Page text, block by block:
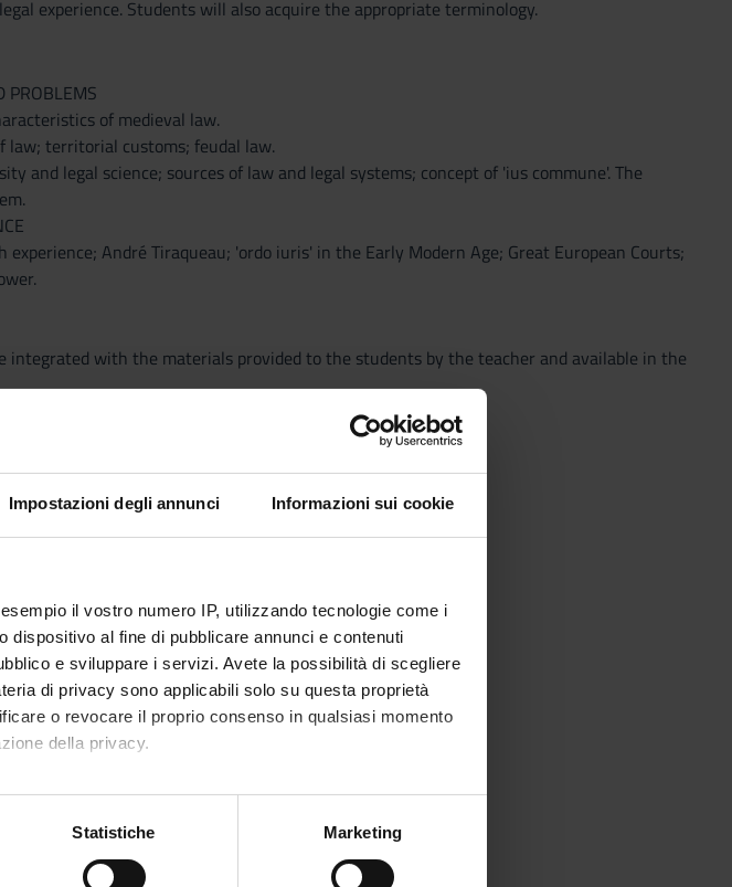
Impostazioni degli annunci Informazioni sui cookie
il vostro numero IP, utilizzando tecnologie come i
al fine di pubblicare annunci e contenuti
e sviluppare i servizi. Avete la possibilità di scegliere
di privacy sono applicabili solo su questa proprietà
o revocare il proprio consenso in qualsiasi momento
della privacy.
un'approssimazione di qualche metro,
Statistiche Marketing
experience. Students will also acquire the appropriate terminology.
PROBLEMS
of medieval law.
law; territorial customs; feudal law.
and legal science; sources of law and legal systems; concept of 'ius commune'. The
André Tiraqueau; 'ordo iuris' in the Early Modern Age; Great European Courts;
with the materials provided to the students by the teacher and available in the
European Countries;